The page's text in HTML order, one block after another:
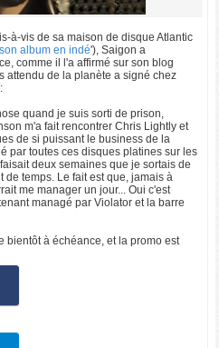
à-vis de sa maison de disque Atlantic
album en indé'), Saigon a
comme il l'a affirmé sur son blog
attendu de la planète a signé chez
quand je suis sorti de prison,
m'a fait rencontrer Chris Lightly et
de si puissant le business de la
par toutes ces disques platines sur les
deux semaines que je sortais de
temps. Le fait est que, jamais à
me manager un jour... Oui c'est
managé par Violator et la barre
bientôt à échéance, et la promo est